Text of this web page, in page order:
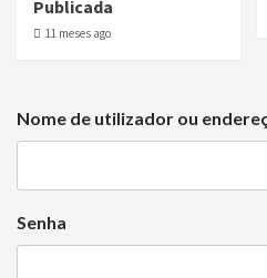
Publicada
11 meses ago
Nome de utilizador ou
Senha